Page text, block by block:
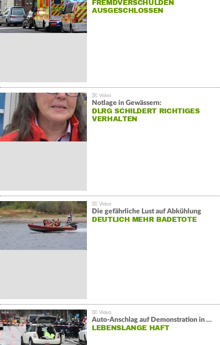
FREMDVERSCHULDEN
AUSGESCHLOSSEN
Notlage in Gewässern:
DLRG SCHILDERT RICHTIGES
VERHALTEN
Die gefährliche Lust auf Abkühlung
DEUTLICH MEHR BADETOTE
Auto-Anschlag auf Demonstration in München:
LEBENSLANGE HAFT